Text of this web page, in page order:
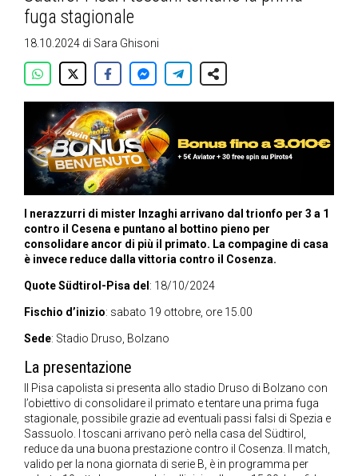
fuga stagionale
18.10.2024 di Sara Ghisoni
I nerazzurri di mister Inzaghi arrivano dal trionfo per 3 a 1
contro il Cesena e puntano al bottino pieno per
consolidare ancor di più il primato. La compagine di casa
è invece reduce dalla vittoria contro il Cosenza.
Quote Südtirol-Pisa del : 18/10/2024
Fischio d’inizio: sabato 19 ottobre, ore 15.00
Sede: Stadio Druso, Bolzano
La presentazione
Il Pisa capolista si presenta allo stadio Druso di Bolzano con
l’obiettivo di consolidare il primato e tentare una prima fuga
stagionale, possibile grazie ad eventuali passi falsi di Spezia e
Sassuolo. I toscani arrivano però nella casa del Südtirol,
reduce da una buona prestazione contro il Cosenza. Il match,
valido per la nona giornata di serie B, è in programma per